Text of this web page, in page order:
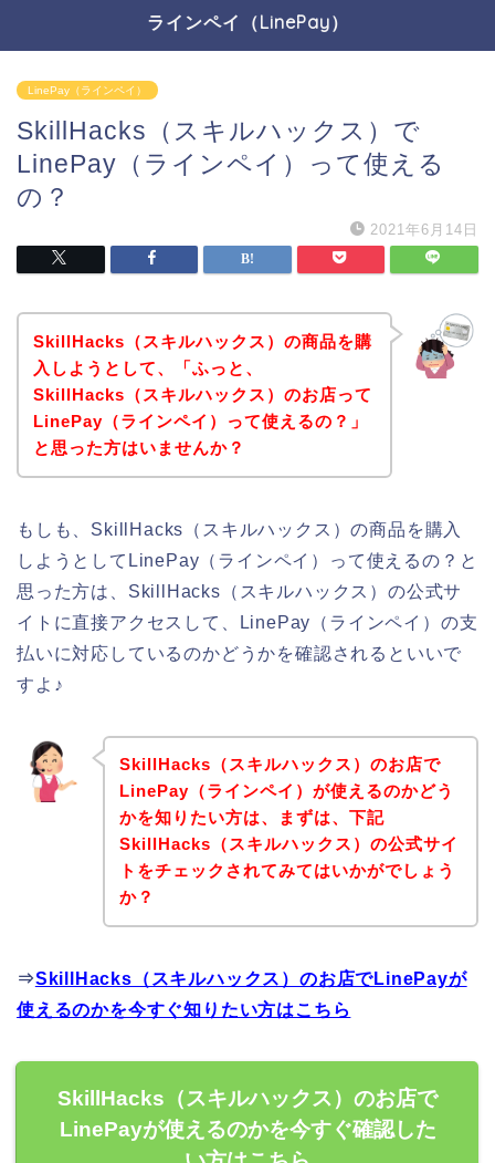
ラインペイ（LinePay）
LinePay（ラインペイ）
SkillHacks（スキルハックス）で
LinePay（ラインペイ）って使える
の？
2021年6月14日
SkillHacks（スキルハックス）の商品を購
入しようとして、「ふっと、
SkillHacks（スキルハックス）のお店って
LinePay（ラインペイ）って使えるの？」
と思った方はいませんか？
もしも、SkillHacks（スキルハックス）の商品を購入
しようとしてLinePay（ラインペイ）って使えるの？と
思った方は、SkillHacks（スキルハックス）の公式サ
イトに直接アクセスして、LinePay（ラインペイ）の支
払いに対応しているのかどうかを確認されるといいで
すよ♪
SkillHacks（スキルハックス）のお店で
LinePay（ラインペイ）が使えるのかどう
かを知りたい方は、まずは、下記
SkillHacks（スキルハックス）の公式サイ
トをチェックされてみてはいかがでしょう
か？
⇒SkillHacks（スキルハックス）のお店でLinePayが
使えるのかを今すぐ知りたい方はこちら
SkillHacks（スキルハックス）のお店で
LinePayが使えるのかを今すぐ確認した